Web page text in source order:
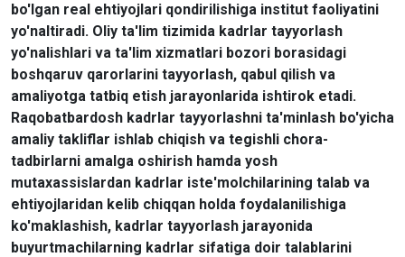
bo'lgan real ehtiyojlari qondirilishiga institut faoliyatini
yo'naltiradi. Oliy ta'lim tizimida kadrlar tayyorlash
yo'nalishlari va ta'lim xizmatlari bozori borasidagi
boshqaruv qarorlarini tayyorlash, qabul qilish va
amaliyotga tatbiq etish jarayonlarida ishtirok etadi.
Raqobatbardosh kadrlar tayyorlashni ta'minlash bo'yicha
amaliy takliflar ishlab chiqish va tegishli chora-
tadbirlarni amalga oshirish hamda yosh
mutaxassislardan kadrlar iste'molchilarining talab va
ehtiyojlaridan kelib chiqqan holda foydalanilishiga
ko'maklashish, kadrlar tayyorlash jarayonida
buyurtmachilarning kadrlar sifatiga doir talablarini